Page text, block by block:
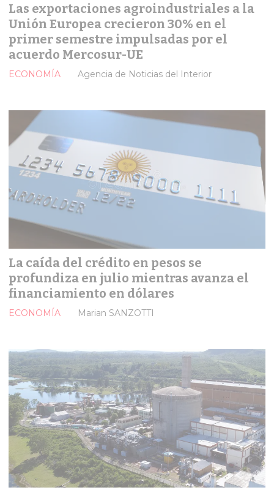
Las exportaciones agroindustriales a la
Unión Europea crecieron 30% en el
primer semestre impulsadas por el
acuerdo Mercosur-UE
Agencia de Noticias del Interior
ECONOMÍA
La caída del crédito en pesos se
profundiza en julio mientras avanza el
financiamiento en dólares
Marian SANZOTTI
ECONOMÍA